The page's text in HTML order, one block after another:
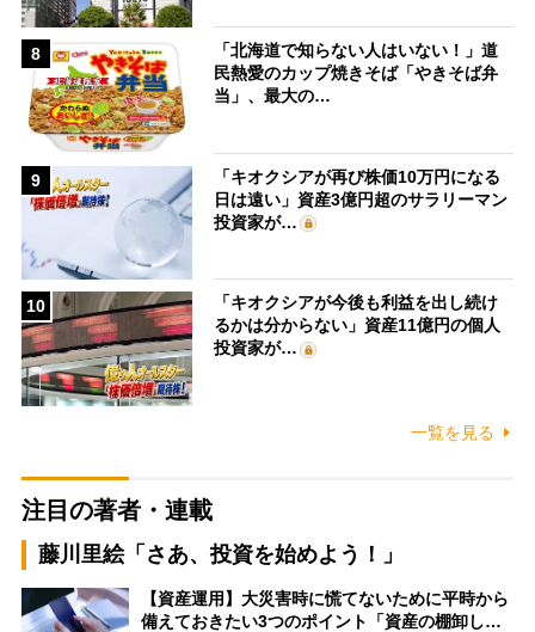
8
「北海道で知らない人はいない！」道
民熱愛のカップ焼きそば「やきそば弁
当」、最大の…
9
「キオクシアが再び株価10万円になる
日は遠い」資産3億円超のサラリーマン
投資家が…
10
「キオクシアが今後も利益を出し続け
るかは分からない」資産11億円の個人
投資家が…
一覧を見る
注目の著者・連載
藤川里絵「さあ、投資を始めよう！」
【資産運用】大災害時に慌てないために平時から
備えておきたい3つのポイント「資産の棚卸し…